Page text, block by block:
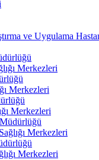
ve Uygulama
Merkezleri
Merkezleri
Merkezleri
Merkezleri
Merkezleri